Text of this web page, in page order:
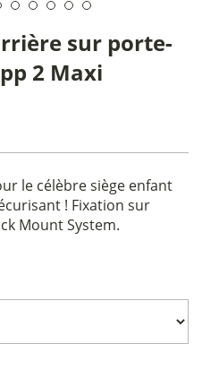
sur porte-
2 Maxi
le célèbre siège enfant
! Fixation sur
Mount System.